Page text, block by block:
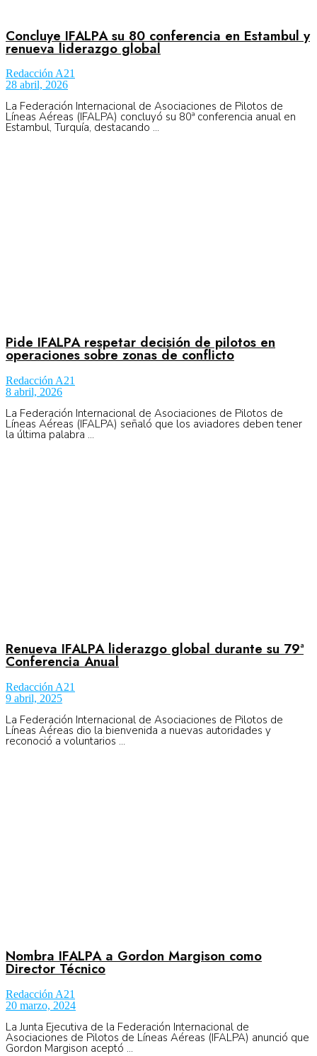
Organismos
Aeroespacial
Innovación
No Result
View All Result
Concluye IFALPA su 80 conferencia en Estambul y
renueva liderazgo global
Redacción A21
28 abril, 2026
La Federación Internacional de Asociaciones de Pilotos de
Líneas Aéreas (IFALPA) concluyó su 80ª conferencia anual en
Estambul, Turquía, destacando ...
Pide IFALPA respetar decisión de pilotos en
operaciones sobre zonas de conflicto
Redacción A21
8 abril, 2026
La Federación Internacional de Asociaciones de Pilotos de
Líneas Aéreas (IFALPA) señaló que los aviadores deben tener
la última palabra ...
Renueva IFALPA liderazgo global durante su 79ª
Conferencia Anual
Redacción A21
9 abril, 2025
La Federación Internacional de Asociaciones de Pilotos de
Líneas Aéreas dio la bienvenida a nuevas autoridades y
reconoció a voluntarios ...
Nombra IFALPA a Gordon Margison como
Director Técnico
Redacción A21
20 marzo, 2024
La Junta Ejecutiva de la Federación Internacional de
Asociaciones de Pilotos de Líneas Aéreas (IFALPA) anunció que
Gordon Margison aceptó ...